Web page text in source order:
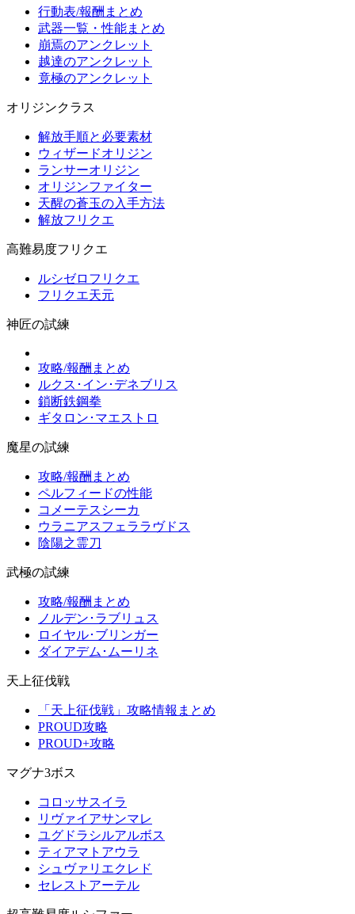
行動表/報酬まとめ
武器一覧・性能まとめ
崩焉のアンクレット
越達のアンクレット
竟極のアンクレット
オリジンクラス
解放手順と必要素材
ウィザードオリジン
ランサーオリジン
オリジンファイター
天醒の蒼玉の入手方法
解放フリクエ
高難易度フリクエ
ルシゼロフリクエ
フリクエ天元
神匠の試練
攻略/報酬まとめ
ルクス･イン･デネブリス
鎖断鉄鋼拳
ギタロン･マエストロ
魔星の試練
攻略/報酬まとめ
ペルフィードの性能
コメーテスシーカ
ウラニアスフェララヴドス
陰陽之霊刀
武極の試練
攻略/報酬まとめ
ノルデン･ラブリュス
ロイヤル･ブリンガー
ダイアデム･ムーリネ
天上征伐戦
「天上征伐戦」攻略情報まとめ
PROUD攻略
PROUD+攻略
マグナ3ボス
コロッサスイラ
リヴァイアサンマレ
ユグドラシルアルボス
ティアマトアウラ
シュヴァリエクレド
セレストアーテル